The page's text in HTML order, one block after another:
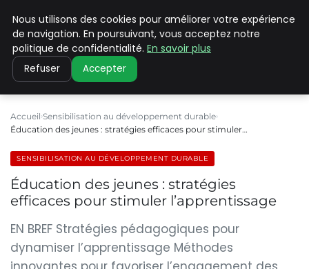
CLIMATE C ADVANCED
Accueil Sensibilisation au développement durable
Éducation des jeunes : stratégies efficaces pour stimuler…
SENSIBILISATION AU DÉVELOPPEMENT DURABLE
Éducation des jeunes : stratégies
efficaces pour stimuler l’apprentissage
EN BREF Stratégies pédagogiques pour
dynamiser l’apprentissage Méthodes
Nous utilisons des cookies pour améliorer votre expérience
de navigation. En poursuivant, vous acceptez notre
politique de confidentialité. En savoir plus
Refuser Accepter